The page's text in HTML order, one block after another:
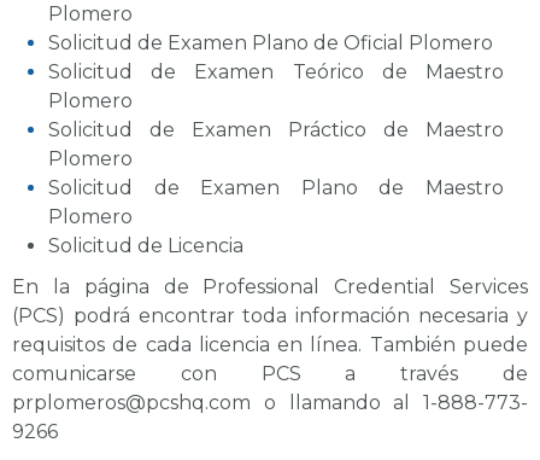
Plomero
Solicitud de Examen Plano de Oficial Plomero
Solicitud de Examen Teórico de Maestro
Plomero
Solicitud de Examen Práctico de Maestro
Plomero
Solicitud de Examen Plano de Maestro
Plomero
Solicitud de Licencia
En la página de Professional Credential Services
(PCS) podrá encontrar toda información necesaria y
requisitos de cada licencia en línea. También puede
comunicarse con PCS a través de
prplomeros@pcshq.com o llamando al 1-888-773-
9266